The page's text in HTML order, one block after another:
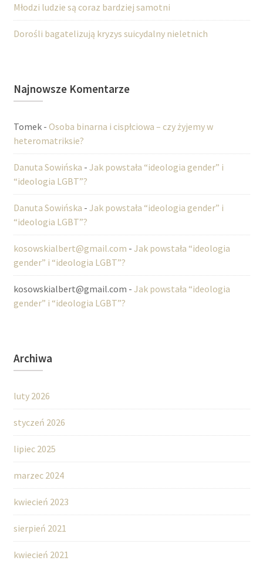
Młodzi ludzie są coraz bardziej samotni
Dorośli bagatelizują kryzys suicydalny nieletnich
Najnowsze Komentarze
Tomek- Osoba binarna i cispłciowa – czy żyjemy w
heteromatriksie?
Danuta Sowińska - Jak powstała “ideologia gender” i
“ideologia LGBT”?
Danuta Sowińska - Jak powstała “ideologia gender” i
“ideologia LGBT”?
kosowskialbert@gmail.com - Jak powstała “ideologia
gender” i “ideologia LGBT”?
kosowskialbert@gmail.com - Jak powstała “ideologia
gender” i “ideologia LGBT”?
Archiwa
luty 2026
styczeń 2026
lipiec 2025
marzec 2024
kwiecień 2023
sierpień 2021
kwiecień 2021